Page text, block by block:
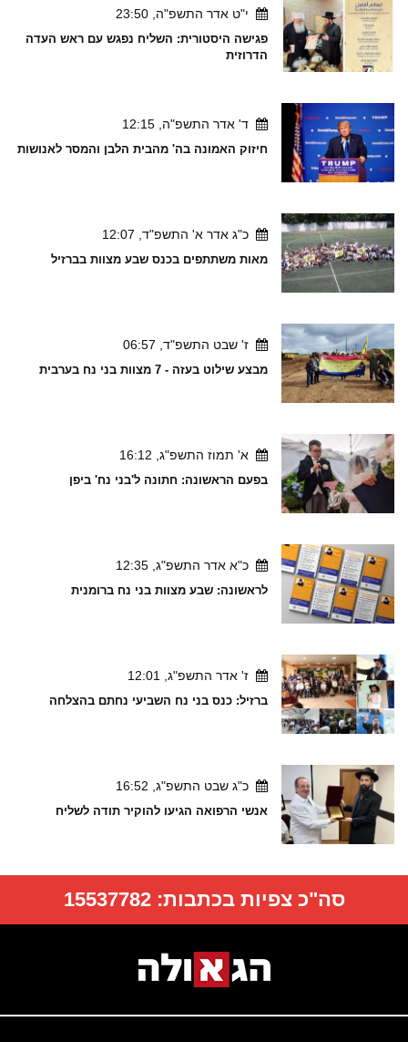
י"ט אדר התשפ"ה, 23:50
פגישה היסטורית: השליח נפגש עם ראש העדה
הדרוזית
ד' אדר התשפ"ה, 12:15
חיזוק האמונה בה' מהבית הלבן והמסר לאנושות
כ"ג אדר א' התשפ"ד, 12:07
מאות משתתפים בכנס שבע מצוות בברזיל
ז' שבט התשפ"ד, 06:57
מבצע שילוט בעזה - 7 מצוות בני נח בערבית
א' תמוז התשפ"ג, 16:12
בפעם הראשונה: חתונה ל'בני נח' ביפן
כ"א אדר התשפ"ג, 12:35
לראשונה: שבע מצוות בני נח ברומנית
ז' אדר התשפ"ג, 12:01
ברזיל: כנס בני נח השביעי נחתם בהצלחה
כ"ג שבט התשפ"ג, 16:52
אנשי הרפואה הגיעו להוקיר תודה לשליח
סה"כ צפיות בכתבות:15537782